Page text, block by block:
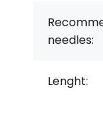
needles:
Lenght: